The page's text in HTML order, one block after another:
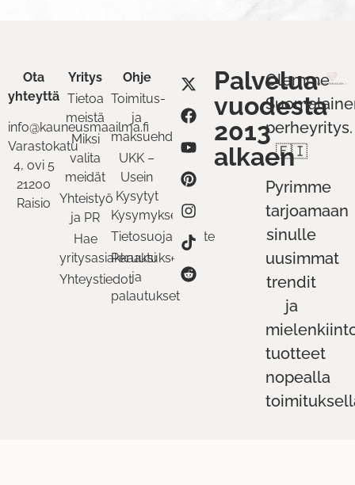
Ota
yhteyttä
info@kauneusmaailma.fi
Varastokatu
4, ovi 5
21200
Raisio
Yritys
Tietoa
meistä
Miksi
valita
meidät
Yhteistyö
ja PR
Hae
yritysasiakkaaksi
Yhteystiedot
Ohje
Toimitus-
ja
maksuehdot
UKK –
Usein
Kysytyt
Kysymykset
Tietosuojaseloste
Peruutukset
ja
palautukset
Palvelua
vuodesta
2013
alkaen
Olemme
perheyritys.
🇫🇮
Pyrimme
tarjoamaan
sinulle
uusimmat
trendit
ja
tuotteet
nopealla